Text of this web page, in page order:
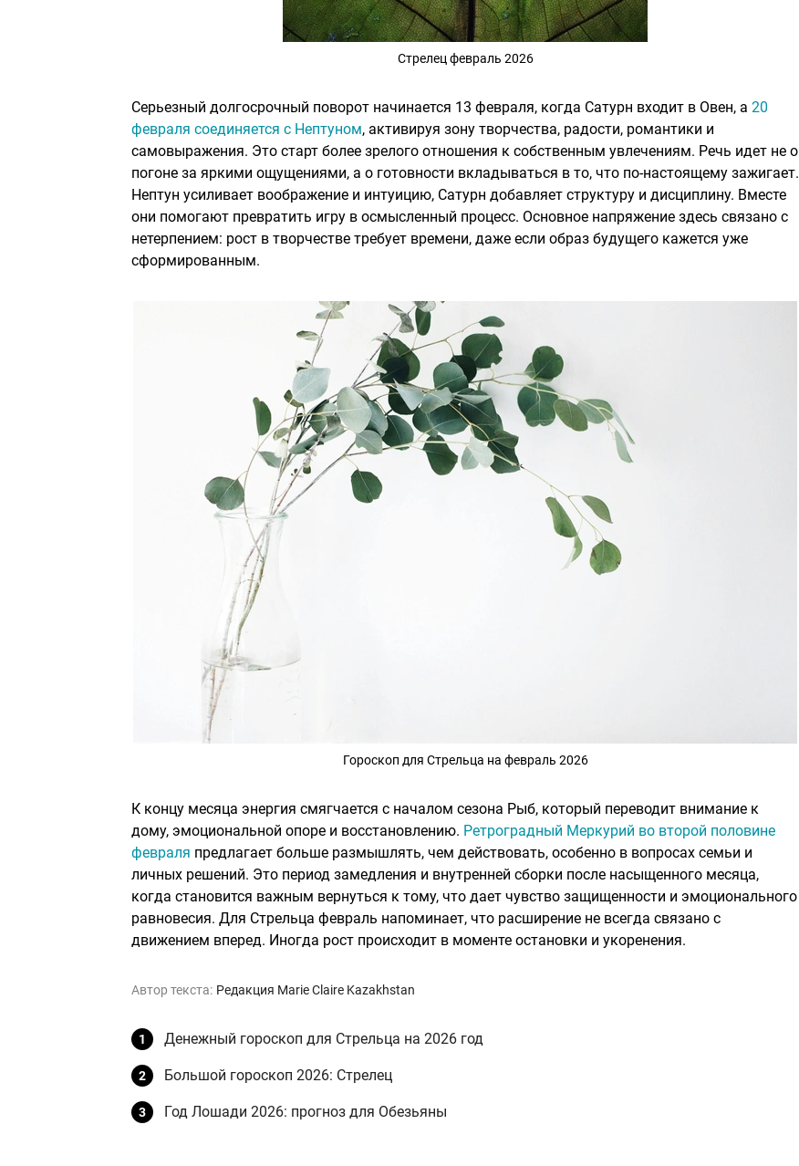
Стрелец февраль 2026
Серьезный долгосрочный поворот начинается 13 февраля, когда Сатурн входит в Овен, а 20
февраля соединяется с Нептуном, активируя зону творчества, радости, романтики и
самовыражения. Это старт более зрелого отношения к собственным увлечениям. Речь идет не о
погоне за яркими ощущениями, а о готовности вкладываться в то, что по-настоящему зажигает.
Нептун усиливает воображение и интуицию, Сатурн добавляет структуру и дисциплину. Вместе
они помогают превратить игру в осмысленный процесс. Основное напряжение здесь связано с
нетерпением: рост в творчестве требует времени, даже если образ будущего кажется уже
сформированным.
Гороскоп для Стрельца на февраль 2026
К концу месяца энергия смягчается с началом сезона Рыб, который переводит внимание к
дому, эмоциональной опоре и восстановлению. Ретроградный Меркурий во второй половине
февраля предлагает больше размышлять, чем действовать, особенно в вопросах семьи и
личных решений. Это период замедления и внутренней сборки после насыщенного месяца,
когда становится важным вернуться к тому, что дает чувство защищенности и эмоционального
равновесия. Для Стрельца февраль напоминает, что расширение не всегда связано с
движением вперед. Иногда рост происходит в моменте остановки и укоренения.
Автор текста: Редакция Marie Claire Kazakhstan
Денежный гороскоп для Стрельца на 2026 год
Большой гороскоп 2026: Стрелец
Год Лошади 2026: прогноз для Обезьяны